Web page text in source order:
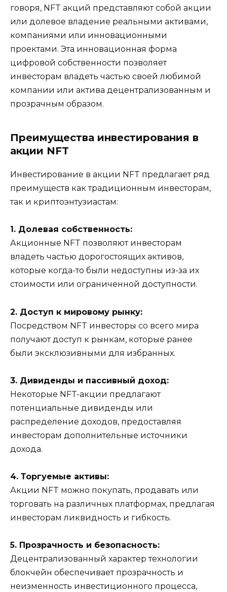
говоря, NFT акций представляют собой акции
или долевое владение реальными активами,
компаниями или инновационными
проектами. Эта инновационная форма
цифровой собственности позволяет
инвесторам владеть частью своей любимой
компании или актива децентрализованным и
прозрачным образом.
Преимущества инвестирования в
акции NFT
Инвестирование в акции NFT предлагает ряд
преимуществ как традиционным инвесторам,
так и криптоэнтузиастам:
1. Долевая собственность:
Акционные NFT позволяют инвесторам
владеть частью дорогостоящих активов,
которые когда-то были недоступны из-за их
стоимости или ограниченной доступности.
2. Доступ к мировому рынку:
Посредством NFT инвесторы со всего мира
получают доступ к рынкам, которые ранее
были эксклюзивными для избранных.
3. Дивиденды и пассивный доход:
Некоторые NFT-акции предлагают
потенциальные дивиденды или
распределение доходов, предоставляя
инвесторам дополнительные источники
дохода.
4. Торгуемые активы:
Акции NFT можно покупать, продавать или
торговать на различных платформах, предлагая
инвесторам ликвидность и гибкость.
5. Прозрачность и безопасность:
Децентрализованный характер технологии
блокчейн обеспечивает прозрачность и
неизменность инвестиционного процесса,